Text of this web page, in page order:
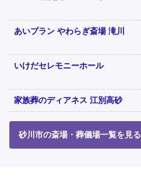
あいプラン やわらぎ斎場 滝川
いけだセレモニーホール
家族葬のディアネス 江別高砂
砂川市の斎場・葬儀場一覧を見る